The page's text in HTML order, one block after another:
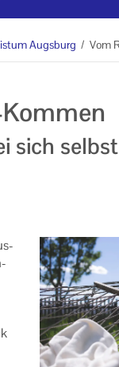
Augsburg / Vom
sich selbst